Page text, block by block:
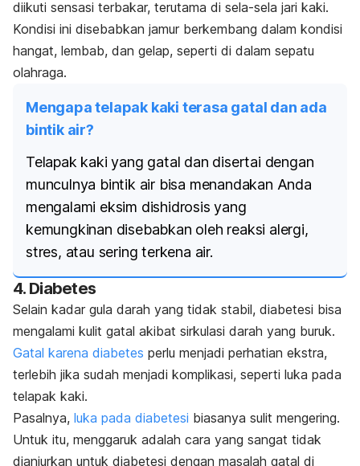
diikuti sensasi terbakar, terutama di sela-sela jari kaki.
Kondisi ini disebabkan jamur berkembang dalam kondisi
hangat, lembab, dan gelap, seperti di dalam sepatu
olahraga.
Mengapa telapak kaki terasa gatal dan ada
bintik air?
Telapak kaki yang gatal dan disertai dengan
munculnya bintik air bisa menandakan Anda
mengalami eksim dishidrosis yang
kemungkinan disebabkan oleh reaksi alergi,
stres, atau sering terkena air.
4. Diabetes
Selain kadar gula darah yang tidak stabil, diabetesi bisa
mengalami kulit gatal akibat sirkulasi darah yang buruk.
Gatal karena diabetes perlu menjadi perhatian ekstra,
terlebih jika sudah menjadi komplikasi, seperti luka pada
telapak kaki.
Pasalnya, luka pada diabetesi biasanya sulit mengering.
Untuk itu, menggaruk adalah cara yang sangat tidak
dianjurkan untuk diabetesi dengan masalah gatal di